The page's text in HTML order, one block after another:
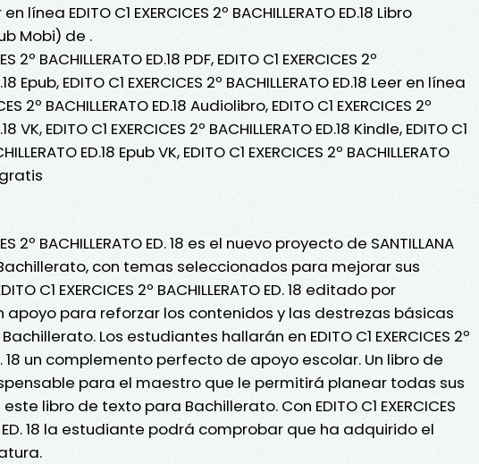
línea EDITO C1 EXERCICES 2º BACHILLERATO ED.18 Libro
Mobi) de .
2º BACHILLERATO ED.18 PDF, EDITO C1 EXERCICES 2º
Epub, EDITO C1 EXERCICES 2º BACHILLERATO ED.18 Leer en línea
2º BACHILLERATO ED.18 Audiolibro, EDITO C1 EXERCICES 2º
VK, EDITO C1 EXERCICES 2º BACHILLERATO ED.18 Kindle, EDITO C1
ED.18 Epub VK, EDITO C1 EXERCICES 2º BACHILLERATO
2º BACHILLERATO ED. 18 es el nuevo proyecto de SANTILLANA
con temas seleccionados para mejorar sus
C1 EXERCICES 2º BACHILLERATO ED. 18 editado por
un apoyo para reforzar los contenidos y las destrezas básicas
Los estudiantes hallarán en EDITO C1 EXERCICES 2º
18 un complemento perfecto de apoyo escolar. Un libro de
para el maestro que le permitirá planear todas sus
libro de texto para Bachillerato. Con EDITO C1 EXERCICES
ED. 18 la estudiante podrá comprobar que ha adquirido el